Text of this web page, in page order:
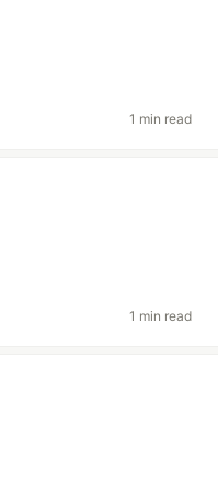
1 min read
1 min read